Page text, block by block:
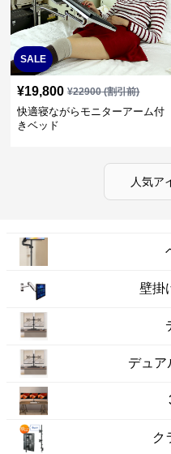
SALE
¥19,800 ¥22900(割引前)
快適寝ながらモニターアーム付
きベッド
人気ア
壁掛
デュア
ク